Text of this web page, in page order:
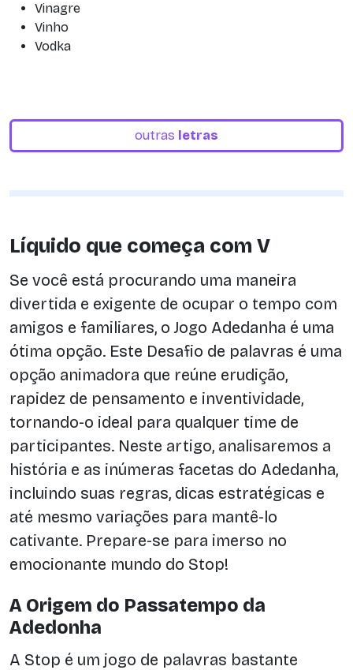
Vinagre
Vinho
Vodka
outras letras
Líquido que começa com V
Se você está procurando uma maneira
divertida e exigente de ocupar o tempo com
amigos e familiares, o Jogo Adedanha é uma
ótima opção. Este Desafio de palavras é uma
opção animadora que reúne erudição,
rapidez de pensamento e inventividade,
tornando-o ideal para qualquer time de
participantes. Neste artigo, analisaremos a
história e as inúmeras facetas do Adedanha,
incluindo suas regras, dicas estratégicas e
até mesmo variações para mantê-lo
cativante. Prepare-se para imerso no
emocionante mundo do Stop!
A Origem do Passatempo da
Adedonha
A Stop é um jogo de palavras bastante